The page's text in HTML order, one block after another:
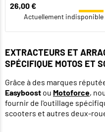
26,00 €
Actuellement indisponible
EXTRACTEURS ET
SPÉCIFIQUE MOTOS ET
Grâce à des marques
Easyboost ou Motoforce,
fournir de l'outillage
scooters et autres deux-